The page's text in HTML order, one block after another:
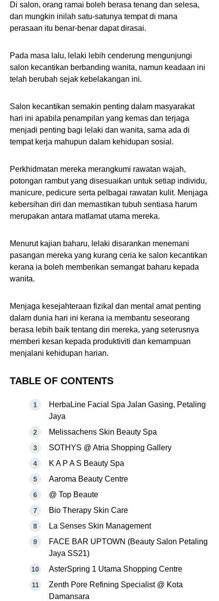
Di salon, orang ramai boleh berasa tenang dan selesa,
dan mungkin inilah satu-satunya tempat di mana
perasaan itu benar-benar dapat dirasai.
Pada masa lalu, lelaki lebih cenderung mengunjungi
salon kecantikan berbanding wanita, namun keadaan ini
telah berubah sejak kebelakangan ini.
Salon kecantikan semakin penting dalam masyarakat
hari ini apabila penampilan yang kemas dan terjaga
menjadi penting bagi lelaki dan wanita, sama ada di
tempat kerja mahupun dalam kehidupan sosial.
Perkhidmatan mereka merangkumi rawatan wajah,
potongan rambut yang disesuaikan untuk setiap individu,
manicure, pedicure serta pelbagai rawatan kulit. Menjaga
kebersihan diri dan memastikan tubuh sentiasa harum
merupakan antara matlamat utama mereka.
Menurut kajian baharu, lelaki disarankan menemani
pasangan mereka yang kurang ceria ke salon kecantikan
kerana ia boleh memberikan semangat baharu kepada
wanita.
Menjaga kesejahteraan fizikal dan mental amat penting
dalam dunia hari ini kerana ia membantu seseorang
berasa lebih baik tentang diri mereka, yang seterusnya
memberi kesan kepada produktiviti dan kemampuan
menjalani kehidupan harian.
TABLE OF CONTENTS
HerbaLine Facial Spa Jalan Gasing, Petaling
Jaya
Melissachens Skin Beauty Spa
SOTHYS @ Atria Shopping Gallery
K A P A S Beauty Spa
Aaroma Beauty Centre
@ Top Beaute
Bio Therapy Skin Care
La Senses Skin Management
FACE BAR UPTOWN (Beauty Salon Petaling
Jaya SS21)
AsterSpring 1 Utama Shopping Centre
Zenth Pore Refining Specialist @ Kota
Damansara